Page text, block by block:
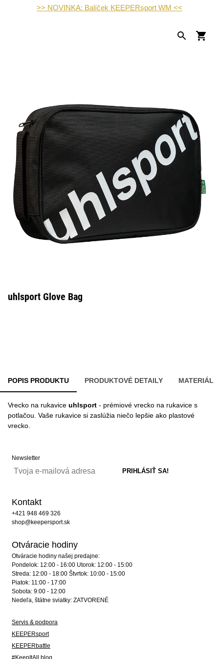
>> NOVINKA: Balíček KEEPERsport WM <<
uhlsport Glove Bag
POPIS PRODUKTU PRODUKTOVÉ DETAILY MATERIÁL
Vrecko na rukavice uhlsport - prémiové vrecko na rukavice s
potlačou. Vaše rukavice si zaslúžia niečo lepšie ako plastové
vrecko.
Newsletter
Kontakt
+421 948 469 326
shop@keepersport.sk
Otváracie hodiny
Otváracie hodiny našej predajne:
Pondelok: 12:00 - 16:00 Utorok: 12:00 - 15:00
Streda: 12:00 - 18:00 Štvrtok: 10:00 - 15:00
Piatok: 11:00 - 17:00
Sobota: 9:00 - 12:00
Nedeľa, štátne sviatky: ZATVORENÉ
Servis & podpora
KEEPERsport
KEEPERbattle
#KeepItAll blog